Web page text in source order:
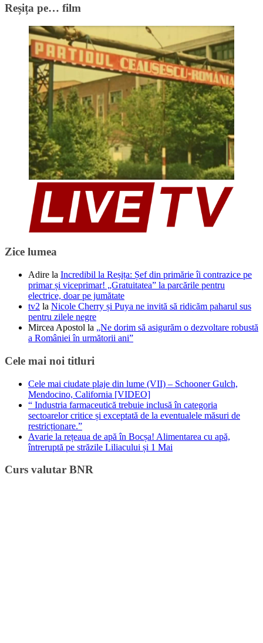
Reșița pe… film
Zice lumea
Adire la Incredibil la Reșița: Șef din primărie îi contrazice pe
primar și viceprimar! „Gratuitatea” la parcările pentru
electrice, doar pe jumătate
tv2 la Nicole Cherry și Puya ne invită să ridicăm paharul sus
pentru zilele negre
Mircea Apostol la „Ne dorim să asigurăm o dezvoltare robustă
a României în următorii ani”
Cele mai noi titluri
Cele mai ciudate plaje din lume (VII) – Schooner Gulch,
Mendocino, California [VIDEO]
“ Industria farmaceutică trebuie inclusă în categoria
sectoarelor critice și exceptată de la eventualele măsuri de
restricționare.”
Avarie la rețeaua de apă în Bocșa! Alimentarea cu apă,
întreruptă pe străzile Liliacului și 1 Mai
Curs valutar BNR